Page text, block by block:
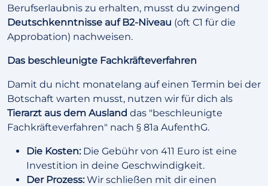
Berufserlaubnis zu erhalten, musst du zwingend
Deutschkenntnisse auf B2-Niveau (oft C1 für die
Approbation) nachweisen.
Das beschleunigte Fachkräfteverfahren
Damit du nicht monatelang auf einen Termin bei der
Botschaft warten musst, nutzen wir für dich als
Tierarzt aus dem Ausland das "beschleunigte
Fachkräfteverfahren" nach § 81a AufenthG.
Die Kosten:Die Gebühr von 411 Euro ist eine
Investition in deine Geschwindigkeit.
Der Prozess:Wir schließen mit dir einen